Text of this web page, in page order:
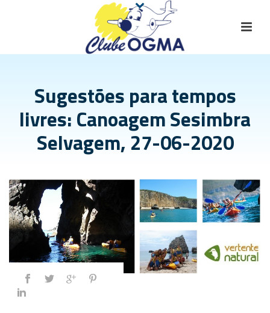
Sugestões para tempos
livres: Canoagem Sesimbra
Selvagem, 27-06-2020